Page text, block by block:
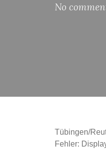
No
Tübingen/
Fehler: